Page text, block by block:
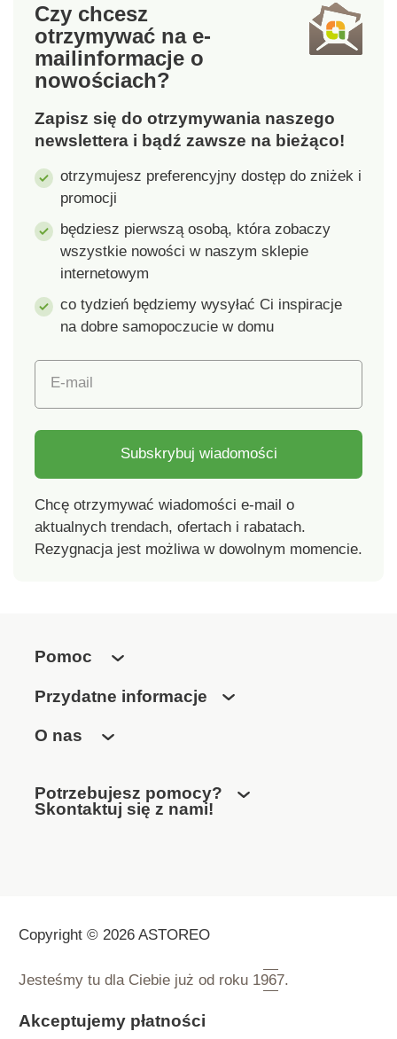
Czy chcesz
otrzymywać na e-
mailinformacje o
nowościach?
Zapisz się do otrzymywania naszego
newslettera i bądź zawsze na bieżąco!
otrzymujesz preferencyjny dostęp do zniżek i
promocji
będziesz pierwszą osobą, która zobaczy
wszystkie nowości w naszym sklepie
internetowym
co tydzień będziemy wysyłać Ci inspiracje
na dobre samopoczucie w domu
E-mail
Subskrybuj wiadomości
Chcę otrzymywać wiadomości e-mail o
aktualnych trendach, ofertach i rabatach.
Rezygnacja jest możliwa w dowolnym momencie.
Pomoc
Przydatne informacje
O nas
Potrzebujesz pomocy?
Skontaktuj się z nami!
Copyright © 2026 ASTOREO
Jesteśmy tu dla Ciebie już od roku 1967.
Akceptujemy płatności